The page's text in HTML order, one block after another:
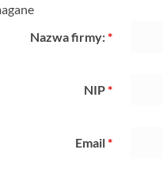
Nazwa firmy:*
NIP*
Email*